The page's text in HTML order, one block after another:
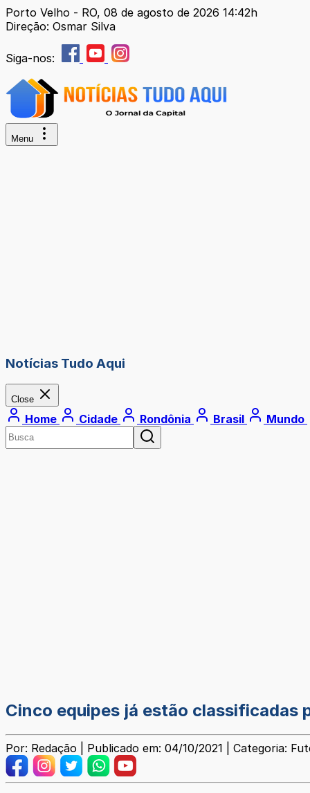
Porto Velho - RO, 08 de agosto de 2026 14:42h
Direção: Osmar Silva
Siga-nos:
Menu
Notícias Tudo Aqui
Close
Home Cidade Rondônia Brasil Mundo
Cinco equipes já estão classificadas
Por: Redação | Publicado em: 04/10/2021 | Categoria: